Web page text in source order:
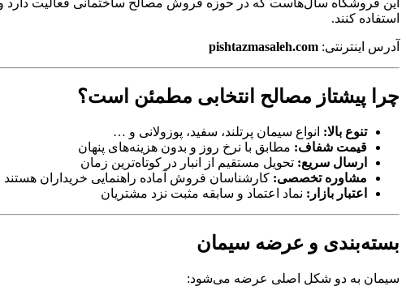
این فروشگاه سال‌هاست که در حوزه فروش مصالح ساختمانی فعالیت دارد
استفاده کنند.
آدرس اینترنتی: pishtazmasaleh.com
چرا پیشتاز مصالح انتخابی مطمئن است؟
تنوع بالا: انواع سیمان پرتلند، سفید، پوزولانی و …
قیمت شفاف: مطابق با نرخ روز و بدون هزینه‌های پنهان
ارسال سریع: تحویل مستقیم از انبار در کوتاه‌ترین زمان
مشاوره تخصصی: کارشناسان فروش آماده راهنمایی خریداران هستند
اعتبار بازار: نماد اعتماد و سابقه مثبت نزد مشتریان
بسته‌بندی و عرضه سیمان
سیمان به دو شکل اصلی عرضه می‌شود: